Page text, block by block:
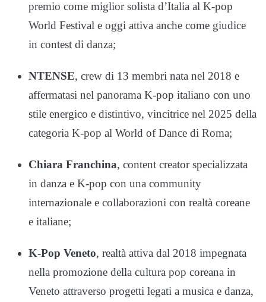
premio come miglior solista d’Italia al K-pop
World Festival e oggi attiva anche come giudice
in contest di danza;
NTENSE, crew di 13 membri nata nel 2018 e
affermatasi nel panorama K-pop italiano con uno
stile energico e distintivo, vincitrice nel 2025 della
categoria K-pop al World of Dance di Roma;
Chiara Franchina, content creator specializzata
in danza e K-pop con una community
internazionale e collaborazioni con realtà coreane
e italiane;
K-Pop Veneto, realtà attiva dal 2018 impegnata
nella promozione della cultura pop coreana in
Veneto attraverso progetti legati a musica e danza,